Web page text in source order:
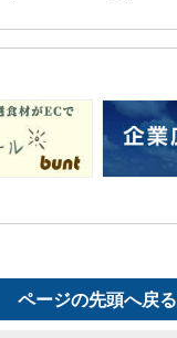
ページの先頭へ戻る